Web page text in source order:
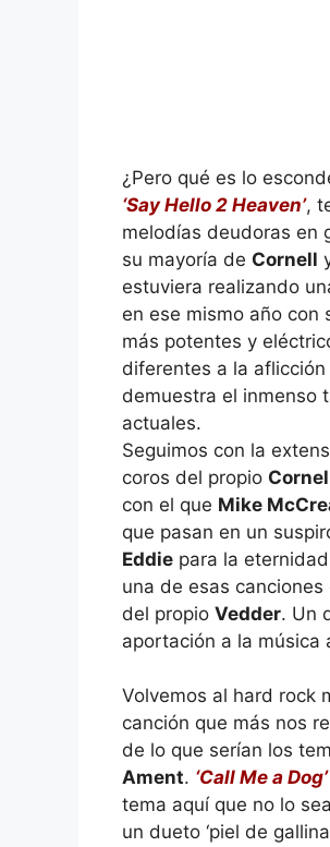
¿Pero qué es lo
‘Say Hello 2 Heaven’,
melodías deudoras en
su mayoría de Cornell
estuviera realizando
en ese mismo año con
más potentes y
diferentes a la
demuestra el inmenso
actuales.
Seguimos con la
coros del propio
con el que Mike
que pasan en un
Eddie para la
una de esas
del propio Vedder. Un
aportación a la música
Volvemos al hard rock
canción que más nos
de lo que serían los
Ament. ‘Call Me a Dog’
tema aquí que no lo
un dueto ‘piel de